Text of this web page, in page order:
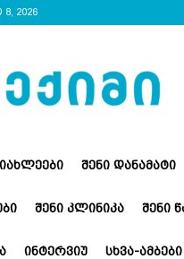
2026
ᲨᲔᲜᲘ ᲓᲐᲜᲐᲛᲐᲢᲘ
ᲨᲔᲜᲘ ᲙᲚᲘᲜᲘᲙᲐ ᲨᲔᲜᲘ
ᲘᲜᲢᲔᲠᲕᲘᲣ ᲡᲮᲕᲐ-ᲐᲛᲑᲔᲑᲘ